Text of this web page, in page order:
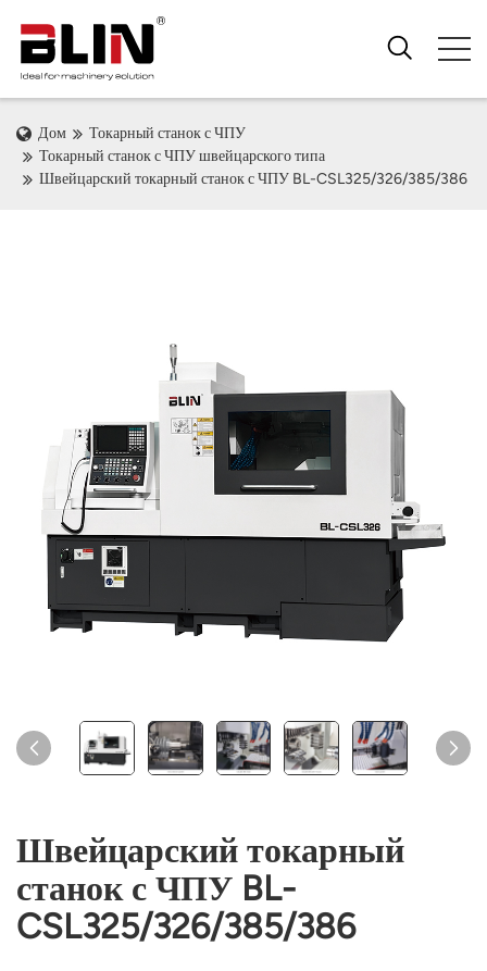
Дом
Токарный станок с ЧПУ
Токарный станок с ЧПУ швейцарского типа
Швейцарский токарный станок с ЧПУ BL-CSL325/326/385/386
Швейцарский токарный
станок с ЧПУ BL-
CSL325/326/385/386